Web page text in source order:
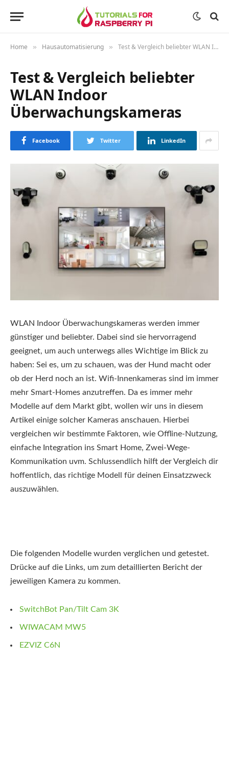
Home » Hausautomatisierung » Test & Vergleich beliebter WLAN Indoor Überwachungskameras
Test & Vergleich beliebter
WLAN Indoor
Überwachungskameras
Facebook Twitter LinkedIn
WLAN Indoor Überwachungskameras werden immer
günstiger und beliebter. Dabei sind sie hervorragend
geeignet, um auch unterwegs alles Wichtige im Blick zu
haben: Sei es, um zu schauen, was der Hund macht oder
ob der Herd noch an ist. Wifi-Innenkameras sind im immer
mehr Smart-Homes anzutreffen. Da es immer mehr
Modelle auf dem Markt gibt, wollen wir uns in diesem
Artikel einige solcher Kameras anschauen. Hierbei
vergleichen wir bestimmte Faktoren, wie Offline-Nutzung,
einfache Integration ins Smart Home, Zwei-Wege-
Kommunikation uvm. Schlussendlich hilft der Vergleich dir
hoffentlich, das richtige Modell für deinen Einsatzzweck
auszuwählen.
Die folgenden Modelle wurden verglichen und getestet.
Drücke auf die Links, um zum detaillierten Bericht der
jeweiligen Kamera zu kommen.
SwitchBot Pan/Tilt Cam 3K
WIWACAM MW5
EZVIZ C6N